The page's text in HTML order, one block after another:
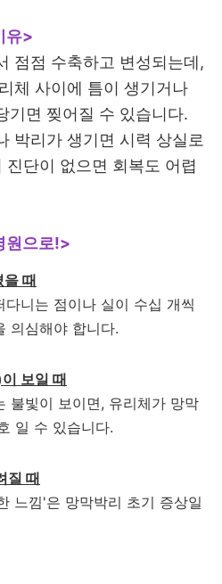
유>
점점 수축하고 변성되는데,
체 사이에 틈이 생기거나
기면 찢어질 수 있습니다.
박리가 생기면 시력 상실로
단이 없으면 회복도 어렵
원으로!>
때
니는 점이나 실이 수십 개씩
의심해야 합니다.
보일 때
불빛이 보이면, 유리체가 망막
일 수 있습니다.
질 때
느낌'은 망막박리 초기 증상일